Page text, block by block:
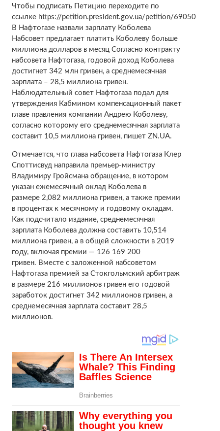
Чтобы подписать Петицию переходите по
ссылке https://petition.president.gov.ua/petition/69050
В Нафтогазе назвали зарплату Коболева
Набсовет предлагает платить Коболеву больше
миллиона долларов в месяц Согласно контракту
набсовета Нафтогаза, годовой доход Коболева
достигнет 342 млн гривен, а среднемесячная
зарплата – 28,5 миллиона гривен.
Наблюдательный совет Нафтогаза подал для
утверждения Кабмином компенсационный пакет
главе правления компании Андрею Коболеву,
согласно которому его среднемесячная зарплата
составит 10,5 миллиона гривен, пишет ZN.UA.
Отмечается, что глава набсовета Нафтогаза Клер
Споттисвуд направила премьер-министру
Владимиру Гройсмана обращение, в котором
указан ежемесячный оклад Коболева в
размере 2,082 миллиона гривен, а также премии
в процентах к месячному и годовому окладам.
Как подсчитало издание, среднемесячная
зарплата Коболева должна составить 10,514
миллиона гривен, а в общей сложности в 2019
году, включая премии — 126 169 200
гривен. Вместе с заложенной набсоветом
Нафтогаза премией за Стокгольмский арбитраж
в размере 216 миллионов гривен его годовой
заработок достигнет 342 миллионов гривен, а
среднемесячная зарплата составит 28,5
миллионов.